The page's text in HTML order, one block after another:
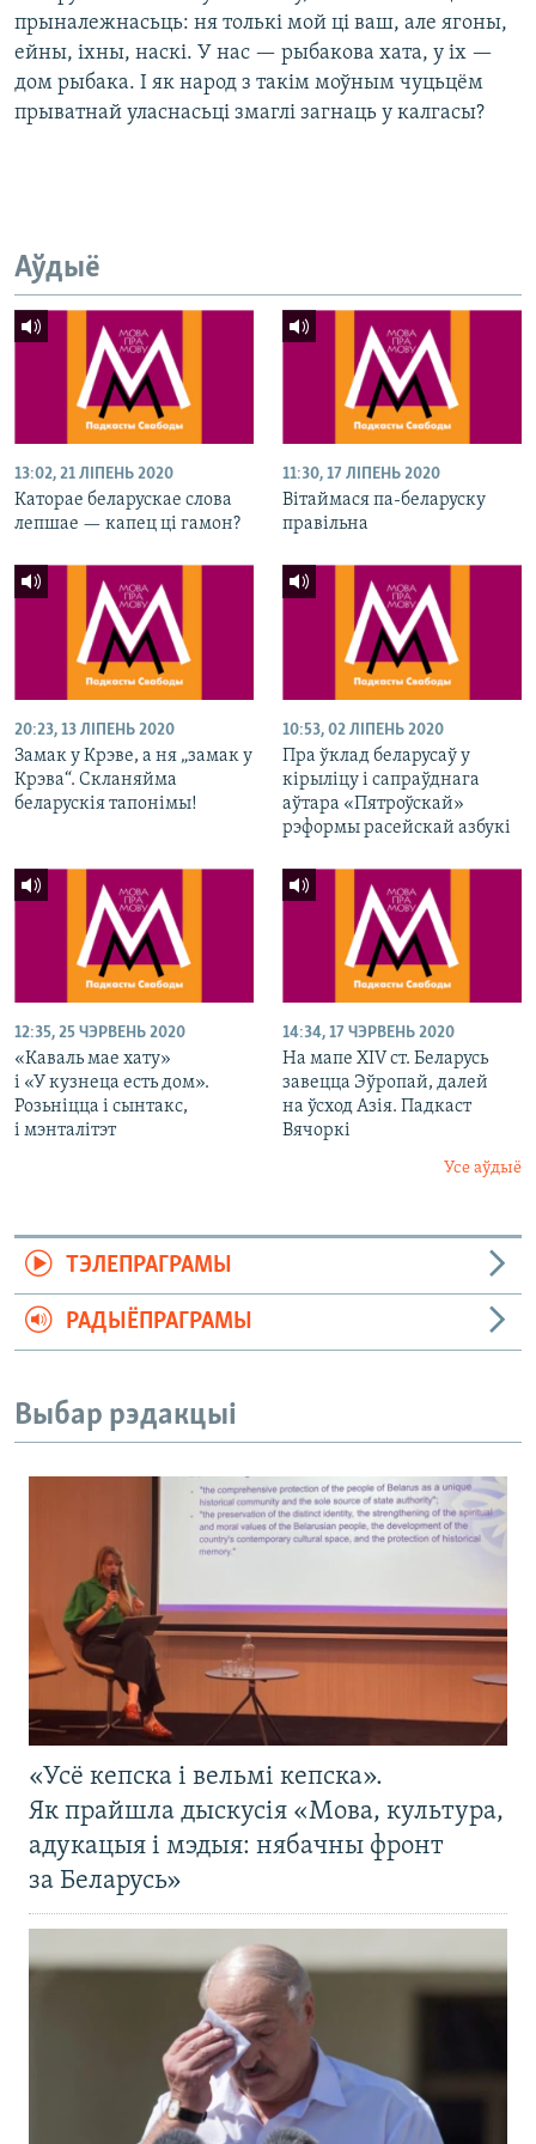
прыналежнасьць: ня толькі мой ці ваш, але ягоны,
ейны, іхны, наскі. У нас — рыбакова хата, у іх —
дом рыбака. І як народ з такім моўным чуцьцём
прыватнай уласнасьці змаглі загнаць у калгасы?
Аўдыё
13:02, 21 ЛІПЕНЬ 2020
Каторае беларускае слова
лепшае — капец ці гамон?
11:30, 17 ЛІПЕНЬ 2020
Вітаймася па-беларуску
правільна
20:23, 13 ЛІПЕНЬ 2020
Замак у Крэве, а ня „замак у
Крэва“. Скланяйма
беларускія тапонімы!
10:53, 02 ЛІПЕНЬ 2020
Пра ўклад беларусаў у
кірыліцу і сапраўднага
аўтара «Пятроўскай»
рэформы расейскай азбукі
12:35, 25 ЧЭРВЕНЬ 2020
«Каваль мае хату»
і «У кузнеца есть дом».
Розьніцца і сынтакс,
і мэнталітэт
14:34, 17 ЧЭРВЕНЬ 2020
На мапе XIV ст. Беларусь
завецца Эўропай, далей
на ўсход Азія. Падкаст
Вячоркі
Усе аўдыё
ТЭЛЕПРАГРАМЫ
РАДЫЁПРАГРАМЫ
Выбар рэдакцыі
«Усё кепска і вельмі кепска».
Як прайшла дыскусія «Мова, культура,
адукацыя і мэдыя: нябачны фронт
за Беларусь»